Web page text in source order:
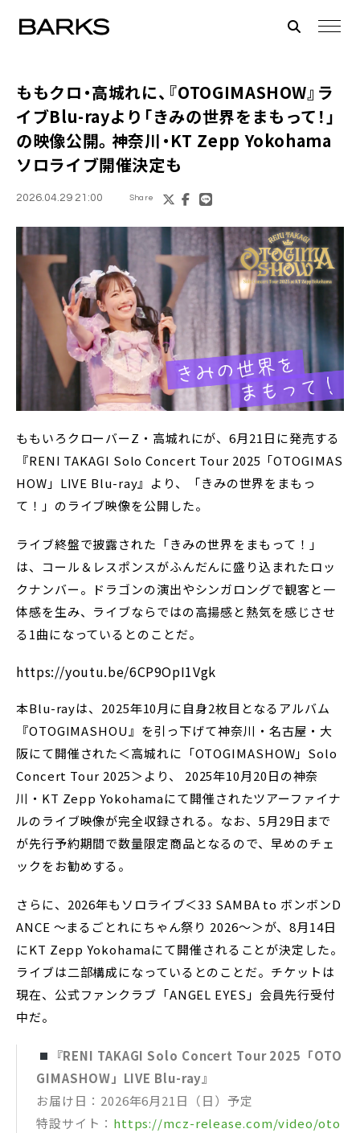
ももクロ・高城れに、『OTOGIMASHOW』ラ
イブBlu-rayより「きみの世界をまもって！」
の映像公開。神奈川・KT Zepp Yokohama
ソロライブ開催決定も
2026.04.29 21:00 Share
ももいろクローバーZ・高城れにが、6月21日に発売する
『RENI TAKAGI Solo Concert Tour 2025「OTOGIMAS
HOW」LIVE Blu-ray』より、「きみの世界をまもっ
て！」のライブ映像を公開した。
ライブ終盤で披露された「きみの世界をまもって！」
は、コール＆レスポンスがふんだんに盛り込まれたロッ
クナンバー。ドラゴンの演出やシンガロングで観客と一
体感を生み、ライブならではの高揚感と熱気を感じさせ
る1曲になっているとのことだ。
https://youtu.be/6CP9OpI1Vgk
本Blu-rayは、2025年10月に自身2枚目となるアルバム
『OTOGIMASHOU』を引っ下げて神奈川・名古屋・大
阪にて開催された＜高城れに「OTOGIMASHOW」Solo
Concert Tour 2025＞より、 2025年10月20日の神奈
川・KT Zepp Yokohamaにて開催されたツアーファイナ
ルのライブ映像が完全収録される。なお、5月29日まで
が先行予約期間で数量限定商品となるので、早めのチェ
ックをお勧めする。
さらに、2026年もソロライブ＜33 SAMBA to ボンボンD
ANCE ～まるごとれにちゃん祭り 2026～＞が、8月14日
にKT Zepp Yokohamaにて開催されることが決定した。
ライブは二部構成になっているとのことだ。チケットは
現在、公式ファンクラブ「ANGEL EYES」会員先行受付
中だ。
『RENI TAKAGI Solo Concert Tour 2025「OTO
GIMASHOW」LIVE Blu-ray』
お届け日：2026年6月21日（日）予定
特設サイト： https://mcz-release.com/video/oto